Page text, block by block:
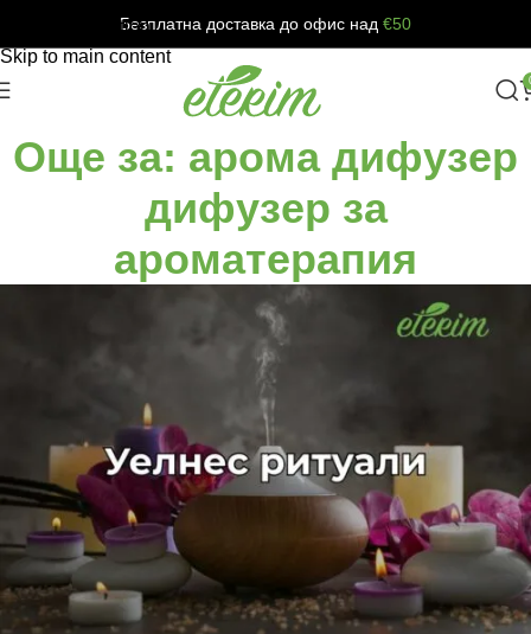
Skip to navigation
Skip to main content
Безплатна доставка до офис над €50
Още за: арома дифузер
дифузер за
ароматерапия